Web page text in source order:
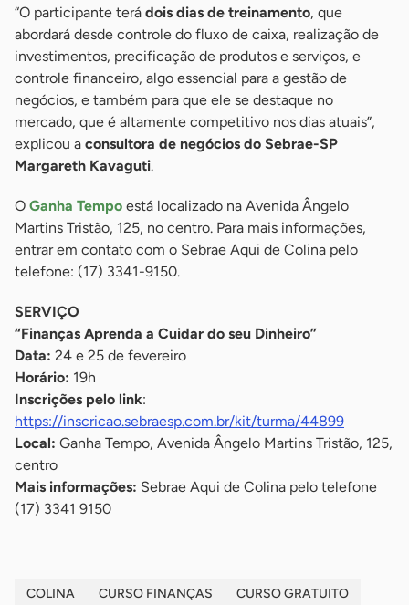
“O participante terá dois dias de treinamento, que
abordará desde controle do fluxo de caixa, realização de
investimentos, precificação de produtos e serviços, e
controle financeiro, algo essencial para a gestão de
negócios, e também para que ele se destaque no
mercado, que é altamente competitivo nos dias atuais”,
explicou a consultora de negócios do Sebrae-SP
Margareth Kavaguti.
O Ganha Tempo está localizado na Avenida Ângelo
Martins Tristão, 125, no centro. Para mais informações,
entrar em contato com o Sebrae Aqui de Colina pelo
telefone: (17) 3341-9150.
SERVIÇO
“Finanças Aprenda a Cuidar do seu Dinheiro”
Data: 24 e 25 de fevereiro
Horário: 19h
Inscrições pelo link:
https://inscricao.sebraesp.com.br/kit/turma/44899
Local: Ganha Tempo, Avenida Ângelo Martins Tristão, 125,
centro
Mais informações: Sebrae Aqui de Colina pelo telefone
(17) 3341 9150
COLINA CURSO FINANÇAS
CURSO GRATUITO